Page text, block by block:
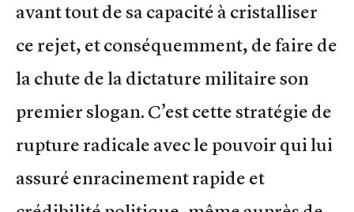
avant tout de sa capacité à cristalliser
ce rejet, et conséquemment, de faire de
la chute de la dictature militaire son
premier slogan. C’est cette stratégie de
rupture radicale avec le pouvoir qui lui
assuré enracinement rapide et